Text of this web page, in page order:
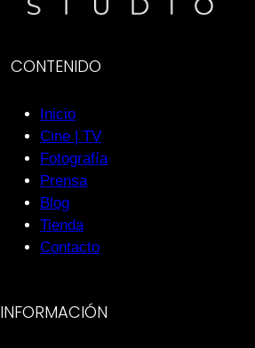
CONTENIDO
Inicio
Cine | TV
Fotografía
Prensa
Blog
Tienda
Contacto
INFORMACIÓN